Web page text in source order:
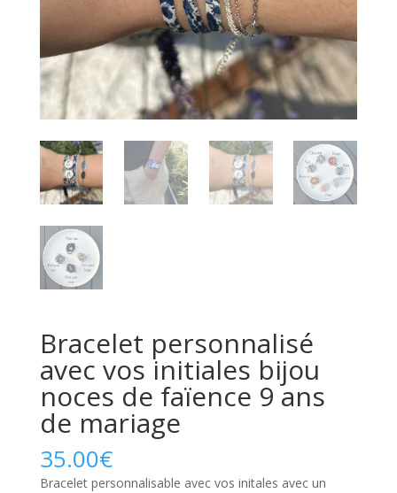
Bracelet personnalisé
avec vos initiales bijou
noces de faïence 9 ans
de mariage
35.00€
Bracelet personnalisable avec vos initales avec un